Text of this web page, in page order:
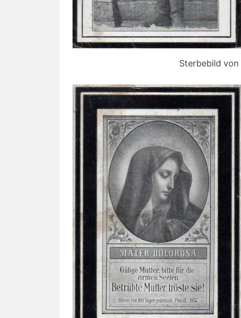
Sterbebild